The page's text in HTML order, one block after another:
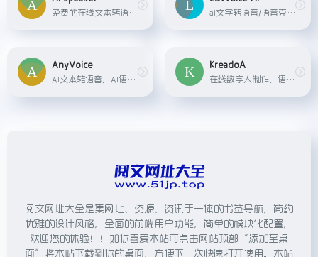
免费的在线文本转语音工具，支持100多种语言和600多种AI声音,支持MP3格式下载音频文件。 ai文字转语音/语音克隆，每月20000字符免费额度，200+ 种声音,70+ 种语言，可调节语速和音调
AnyVoice
AI文本转语音，AI语音克隆
KreadoA
在线数字人制作、语音克隆，文生视频、图生视频
阅文网址大全是集网址、资源、资讯于一体的书签导航，简约
优雅的设计风格，全面的前端用户功能，简单的模块化配置，
欢迎您的体验！！如你喜爱本站可点击网站顶部“添加至桌
面”将本站下载到你的桌面，方便下一次快速打开使用。本站